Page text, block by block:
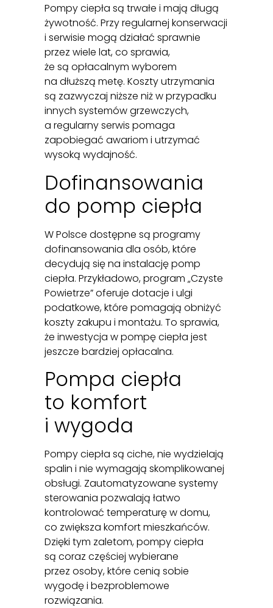
Pompy ciepła są trwałe i mają długą
żywotność. Przy regularnej konserwacji
i serwisie mogą działać sprawnie
przez wiele lat, co sprawia,
że są opłacalnym wyborem
na dłuższą metę. Koszty utrzymania
są zazwyczaj niższe niż w przypadku
innych systemów grzewczych,
a regularny serwis pomaga
zapobiegać awariom i utrzymać
wysoką wydajność.
Dofinansowania
do pomp ciepła
W Polsce dostępne są programy
dofinansowania dla osób, które
decydują się na instalację pomp
ciepła. Przykładowo, program „Czyste
Powietrze” oferuje dotacje i ulgi
podatkowe, które pomagają obniżyć
koszty zakupu i montażu. To sprawia,
że inwestycja w pompę ciepła jest
jeszcze bardziej opłacalna.
Pompa ciepła
to komfort
i wygoda
Pompy ciepła są ciche, nie wydzielają
spalin i nie wymagają skomplikowanej
obsługi. Zautomatyzowane systemy
sterowania pozwalają łatwo
kontrolować temperaturę w domu,
co zwiększa komfort mieszkańców.
Dzięki tym zaletom, pompy ciepła
są coraz częściej wybierane
przez osoby, które cenią sobie
wygodę i bezproblemowe
rozwiązania.